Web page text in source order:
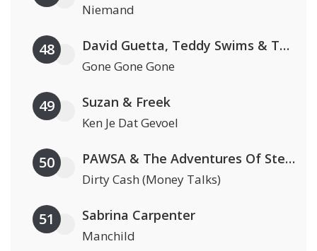
Niemand
48 David Guetta, Teddy Swims & Tones And I
Gone Gone Gone
49 Suzan & Freek
Ken Je Dat Gevoel
50 PAWSA & The Adventures Of Stevie V
Dirty Cash (Money Talks)
51 Sabrina Carpenter
Manchild